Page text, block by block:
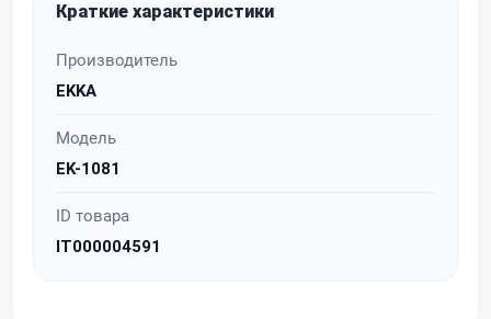
Краткие характеристики
Производитель
EKKA
Модель
EK-1081
ID товара
IT000004591